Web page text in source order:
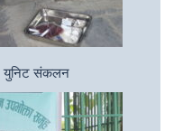
युनिट संकलन